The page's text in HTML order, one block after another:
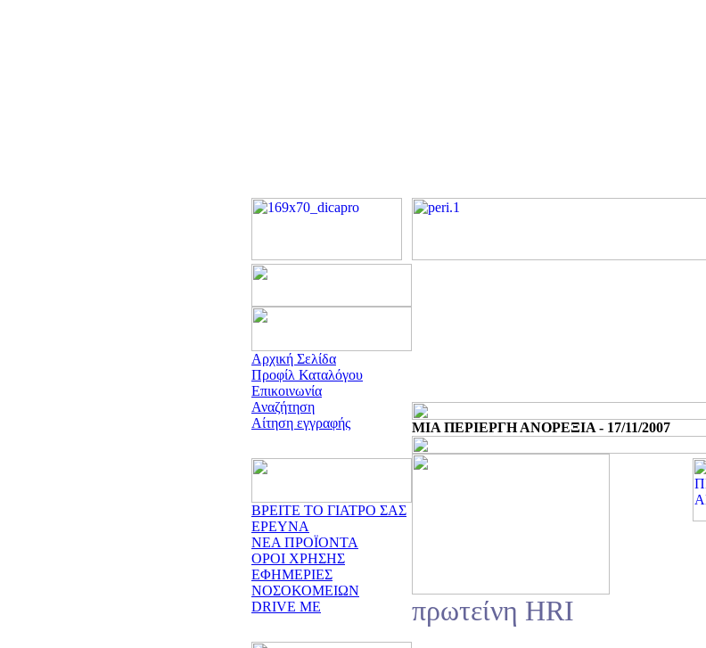
Αρχική Σελίδα
Προφίλ Καταλόγου
Επικοινωνία
Αναζήτηση
Αίτηση εγγραφής
ΒΡΕΙΤΕ ΤΟ ΓΙΑΤΡΟ ΣΑΣ
ΕΡΕΥΝΑ
ΝΕΑ ΠΡΟΪΟΝΤΑ
ΟΡΟΙ ΧΡΗΣΗΣ
ΕΦΗΜΕΡΙΕΣ
ΝΟΣΟΚΟΜΕΙΩΝ
DRIVE ME
ΜΙΑ ΠΕΡΙΕΡΓΗ ΑΝΟΡΕΞΙΑ - 17/11/2007
πρωτείνη HRI